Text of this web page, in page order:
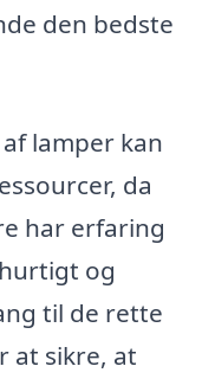
den bedste
lamper kan
da
har erfaring
og
til de rette
at sikre, at